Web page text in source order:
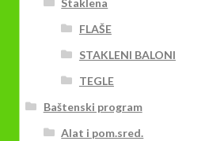
Staklena
FLAŠE
STAKLENI BALONI
TEGLE
Baštenski program
Alat i pom.sred.